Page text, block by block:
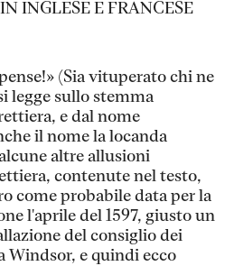
INGLESE E FRANCESE
(Sia vituperato chi ne
legge sullo stemma
e dal nome
il nome la locanda
altre allusioni
contenute nel testo,
come probabile data per la
l'aprile del 1597, giusto un
del consiglio dei
Windsor, e quindi ecco